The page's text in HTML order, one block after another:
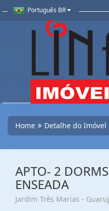
Português BR
Home Detalhe do Imóvel
APTO- 2
ENSEADA
Jardim Três Marias -